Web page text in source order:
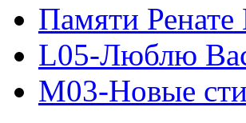
Памяти Ренате
L05-Люблю
M03-Новые